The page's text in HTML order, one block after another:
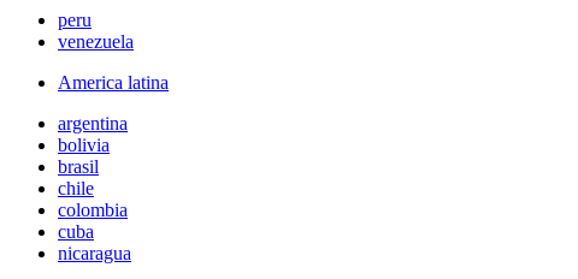
peru
venezuela
America latina
argentina
bolivia
brasil
chile
colombia
cuba
nicaragua